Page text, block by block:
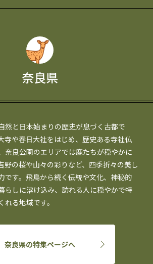
奈良県
然と日本始まりの歴史が息づく古都で
寺や春日大社をはじめ、歴史ある寺社仏
奈良公園のエリアでは鹿たちが穏やかに
野の桜や山々の彩りなど、四季折々の美し
です。飛鳥から続く伝統や文化、神秘的
らしに溶け込み、訪れる人に穏やかで特
る地域です。
奈良県の特集ページへ